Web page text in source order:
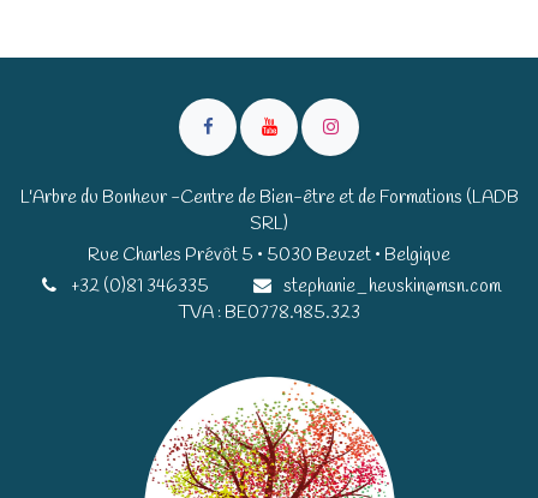
L'Arbre du Bonheur -Centre de Bien-être et de Formations (LADB
SRL)
Rue Charles Prévôt 5 • 5030 Beuzet • Belgique​​
+32 (0)81 346335
stephanie_heuskin@msn.com
TVA : BE0778.985.323